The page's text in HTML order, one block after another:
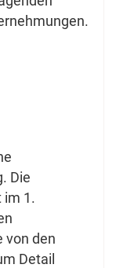
Die
im 1.
von den
Detail